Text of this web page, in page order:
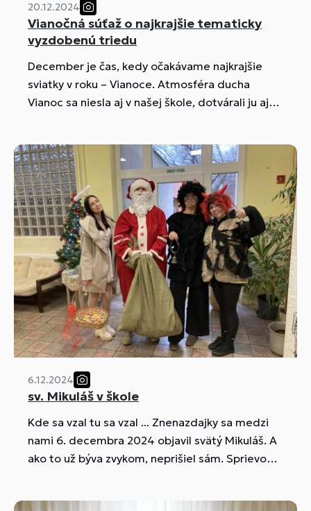
20.12.2024
Vianočná súťaž o najkrajšie tematicky
vyzdobenú triedu
December je čas, kedy očakávame najkrajšie
sviatky v roku – Vianoce. Atmosféra ducha
Vianoc sa niesla aj v našej škole, dotvárali ju aj
6.12.2024
sv. Mikuláš v škole
Kde sa vzal tu sa vzal ... Znenazdajky sa medzi
nami 6. decembra 2024 objavil svätý Mikuláš. A
ako to už býva zvykom, neprišiel sám. Sprievod